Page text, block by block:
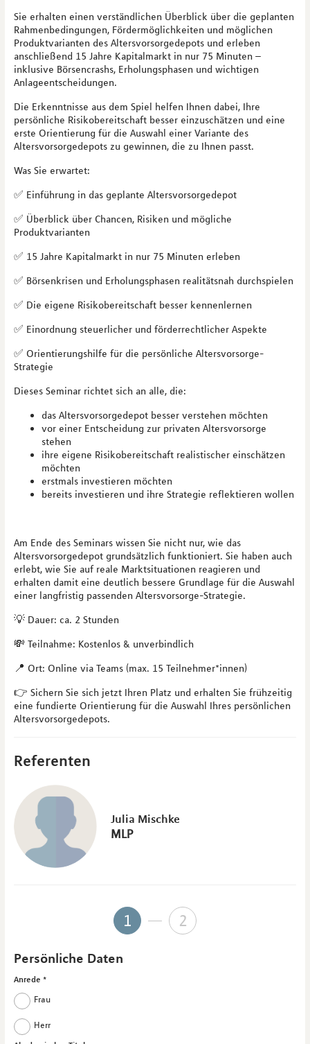
Sie erhalten einen verständlichen Überblick über die geplanten
Rahmenbedingungen, Fördermöglichkeiten und möglichen
Produktvarianten des Altersvorsorgedepots und erleben
anschließend 15 Jahre Kapitalmarkt in nur 75 Minuten –
inklusive Börsencrashs, Erholungsphasen und wichtigen
Anlageentscheidungen.
Die Erkenntnisse aus dem Spiel helfen Ihnen dabei, Ihre
persönliche Risikobereitschaft besser einzuschätzen und eine
erste Orientierung für die Auswahl einer Variante des
Altersvorsorgedepots zu gewinnen, die zu Ihnen passt.
Was Sie erwartet:
✅ Einführung in das geplante Altersvorsorgedepot
✅ Überblick über Chancen, Risiken und mögliche
Produktvarianten
✅ 15 Jahre Kapitalmarkt in nur 75 Minuten erleben
✅ Börsenkrisen und Erholungsphasen realitätsnah durchspielen
✅ Die eigene Risikobereitschaft besser kennenlernen
✅ Einordnung steuerlicher und förderrechtlicher Aspekte
✅ Orientierungshilfe für die persönliche Altersvorsorge-
Strategie
Dieses Seminar richtet sich an alle, die:
das Altersvorsorgedepot besser verstehen möchten
vor einer Entscheidung zur privaten Altersvorsorge
stehen
ihre eigene Risikobereitschaft realistischer einschätzen
möchten
erstmals investieren möchten
bereits investieren und ihre Strategie reflektieren wollen
Am Ende des Seminars wissen Sie nicht nur, wie das
Altersvorsorgedepot grundsätzlich funktioniert. Sie haben auch
erlebt, wie Sie auf reale Marktsituationen reagieren und
erhalten damit eine deutlich bessere Grundlage für die Auswahl
einer langfristig passenden Altersvorsorge-Strategie.
💡 Dauer: ca. 2 Stunden
💸 Teilnahme: Kostenlos & unverbindlich
📍 Ort: Online via Teams (max. 15 Teilnehmer*innen)
👉 Sichern Sie sich jetzt Ihren Platz und erhalten Sie frühzeitig
eine fundierte Orientierung für die Auswahl Ihres persönlichen
Altersvorsorgedepots.
Referenten
Julia Mischke
MLP
1 2
Persönliche Daten
Anrede
Frau
Herr